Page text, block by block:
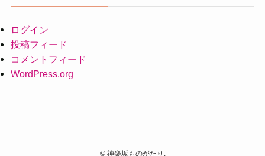
ログイン
投稿フィード
コメントフィード
WordPress.org
©神楽坂ものがたり.